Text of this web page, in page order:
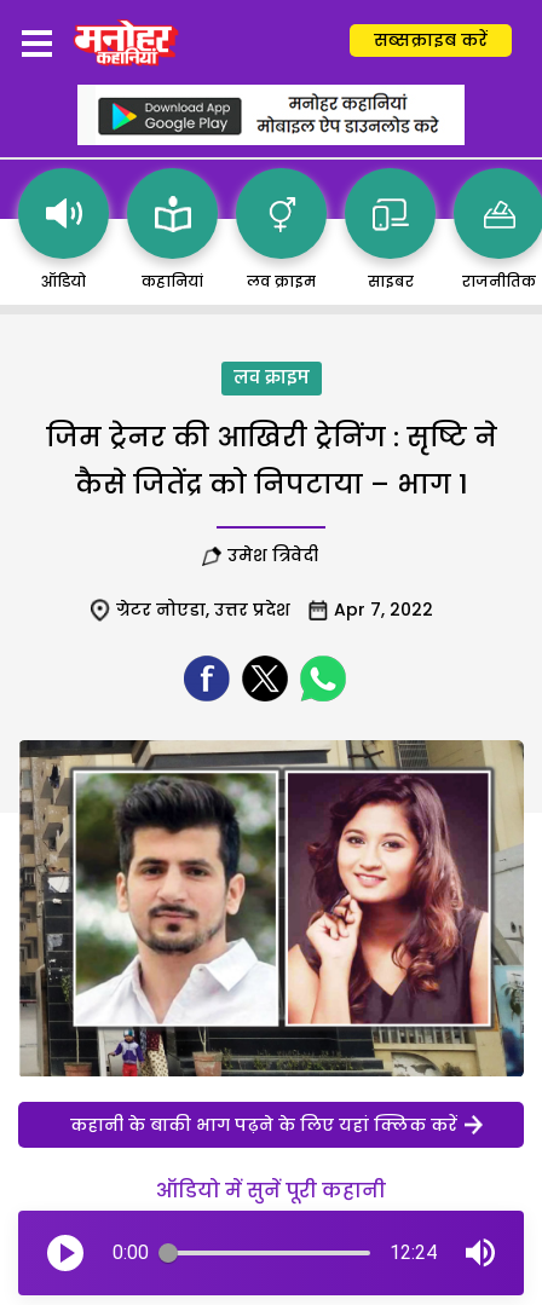
सब्सक्राइब करें
ऑडियो कहानियां लव क्राइम साइबर राजनीतिक
लव क्राइम
जिम ट्रेनर की आखिरी ट्रेनिंग : सृष्टि ने
कैसे जितेंद्र को निपटाया – भाग 1
उमेश त्रिवेदी
ग्रेटर नोएडा, उत्तर प्रदेश Apr 7, 2022
कहानी के बाकी भाग पढ़ने के लिए यहां क्लिक करें
ऑडियो में सुनें पूरी कहानी
0:00 12:24